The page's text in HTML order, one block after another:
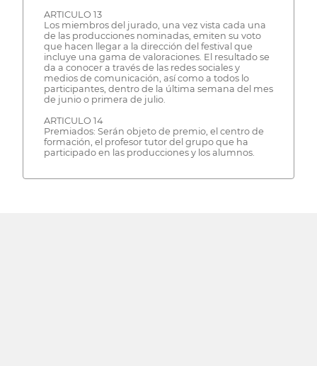
ARTICULO 13
Los miembros del jurado, una vez vista cada una
de las producciones nominadas, emiten su voto
que hacen llegar a la dirección del festival que
incluye una gama de valoraciones. El resultado se
da a conocer a través de las redes sociales y
medios de comunicación, así como a todos lo
participantes, dentro de la última semana del mes
de junio o primera de julio.
ARTICULO 14
Premiados: Serán objeto de premio, el centro de
formación, el profesor tutor del grupo que ha
participado en las producciones y los alumnos.